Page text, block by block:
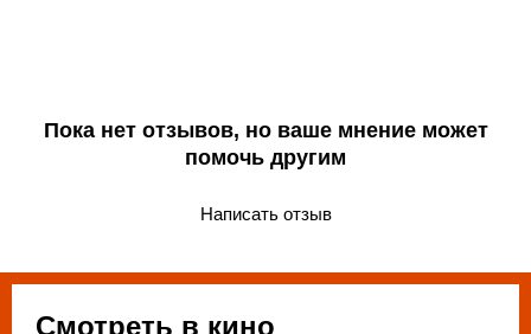
Пока нет отзывов, но ваше мнение может
помочь другим
Написать отзыв
Смотреть в кино